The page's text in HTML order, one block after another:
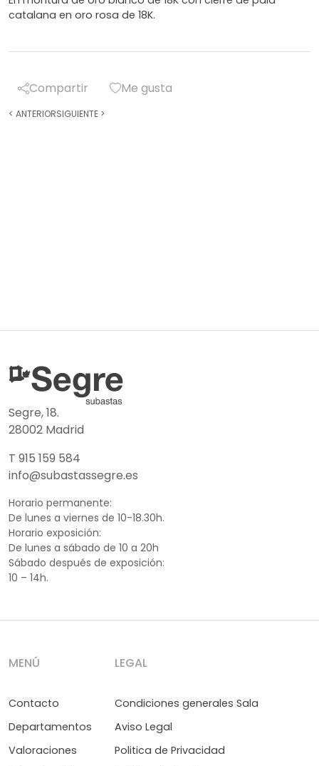
catalana en oro rosa de 18K.
Compartir Me gusta
< ANTERIORSIGUIENTE >
Segre, 18.
28002 Madrid
T 915 159 584
info@subastassegre.es
Horario permanente:
De lunes a viernes de 10-18.30h.
Horario exposición:
De lunes a sábado de 10 a 20h
Sábado después de exposición:
10 – 14h.
MENÚ
Contacto
Departamentos
Valoraciones
LEGAL
Condiciones generales Sala
Aviso Legal
Politica de Privacidad